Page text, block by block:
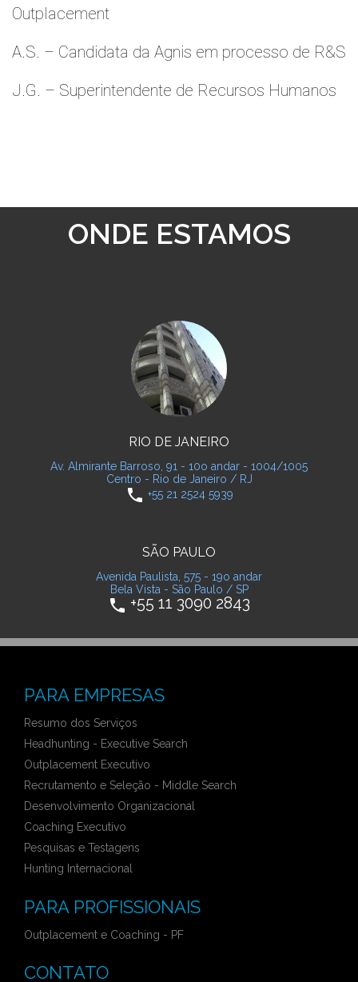
Outplacement
A.S. – Candidata da Agnis em processo de R&S
J.G. – Superintendente de Recursos Humanos
ONDE ESTAMOS
RIO DE JANEIRO
Av. Almirante Barroso, 91 - 10o andar - 1004/1005
Centro - Rio de Janeiro / RJ
phone +55 21 2524 5939
SÃO PAULO
Avenida Paulista, 575 - 19o andar
Bela Vista - São Paulo / SP
phone +55 11 3090 2843
PARA EMPRESAS
Resumo dos Serviços
Headhunting - Executive Search
Outplacement Executivo
Recrutamento e Seleção - Middle Search
Desenvolvimento Organizacional
Coaching Executivo
Pesquisas e Testagens
Hunting Internacional
PARA PROFISSIONAIS
Outplacement e Coaching - PF
CONTATO